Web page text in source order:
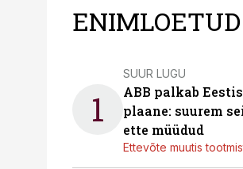
ENIMLOETUD
1
SUUR LUGU
ABB palkab
plaane: suurem
ette müüdud
Ettevõte muutis